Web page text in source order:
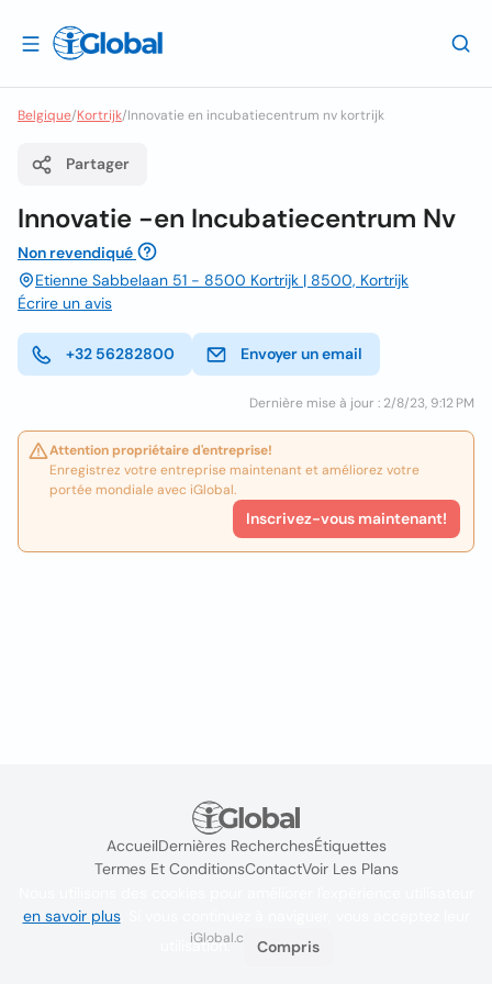
Belgique/Kortrijk/Innovatie en incubatiecentrum nv kortrijk
Partager
Innovatie -en Incubatiecentrum Nv
Non revendiqué
Etienne Sabbelaan 51 - 8500 Kortrijk | 8500, Kortrijk
Écrire un avis
+32 56282800 Envoyer un email
Dernière mise à jour : 2/8/23, 9:12 PM
Attention propriétaire d'entreprise!
Enregistrez votre entreprise maintenant et améliorez votre
portée mondiale avec iGlobal.
Inscrivez-vous maintenant!
AccueilDernières RecherchesÉtiquettes
Termes Et ConditionsContactVoir Les Plans
iGlobal.co @ 2024
en savoir plus. Si vous continuez à naviguer, vous acceptez leur
utilisation.
Compris